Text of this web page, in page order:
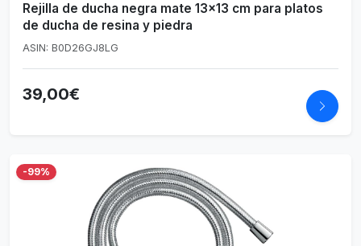
Rejilla de ducha negra mate 13x13 cm para platos
de ducha de resina y piedra
ASIN: B0D26GJ8LG
39,00€
-99%